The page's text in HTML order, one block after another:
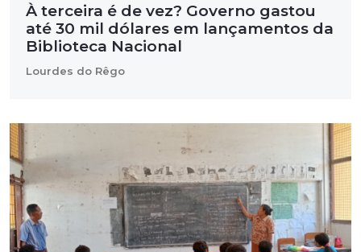
À terceira é de vez? Governo gastou
até 30 mil dólares em lançamentos da
Biblioteca Nacional
Lourdes do Rêgo